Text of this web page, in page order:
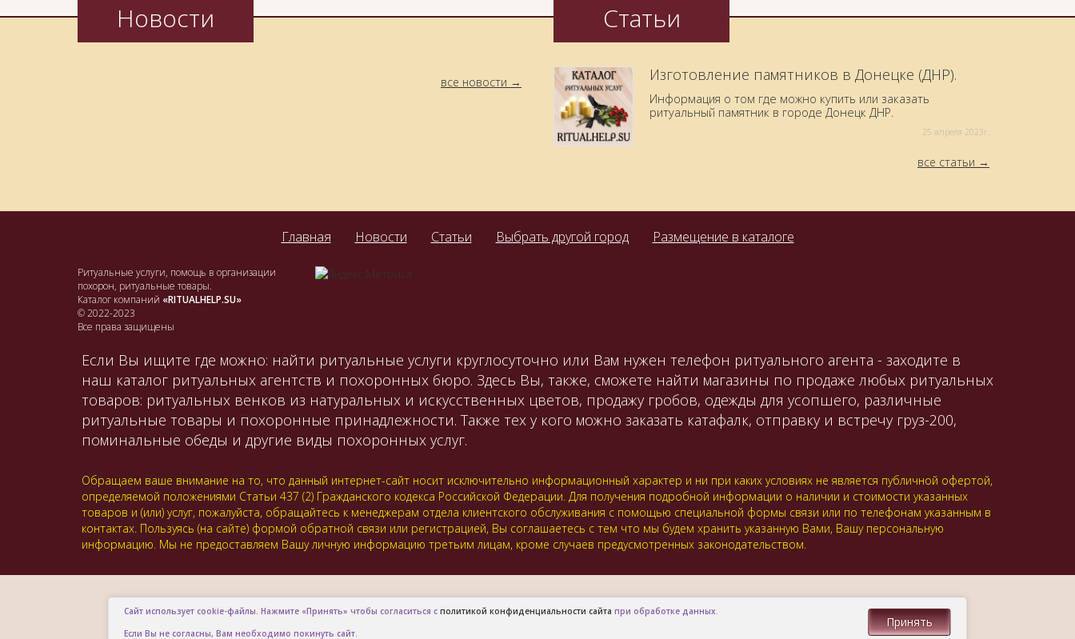
Новости
все новости
Статьи
Изготовление памятников в Донецке (ДНР).
Информация о том где можно купить или заказать
ритуальный памятник в городе Донецк ДНР.
25 aпреля 2023г.
все статьи
Главная Новости Статьи Выбрать другой город Размещение в каталоге
Ритуальные услуги, помощь в организации
похорон, ритуальные товары.
Каталог компаний «RITUALHELP.SU»
© 2022-2023
Все права защищены
Если Вы ищите где можно: найти ритуальные услуги круглосуточно или Вам нужен телефон ритуального агента - заходите в
наш каталог ритуальных агентств и похоронных бюро. Здесь Вы, также, сможете найти магазины по продаже любых ритуальных
товаров: ритуальных венков из натуральных и искусственных цветов, продажу гробов, одежды для усопшего, различные
ритуальные товары и похоронные принадлежности. Также тех у кого можно заказать катафалк, отправку и встречу груз-200,
поминальные обеды и другие виды похоронных услуг.
Обращаем ваше внимание на то, что данный интернет-сайт носит исключительно информационный характер и ни при каких условиях не является публичной офертой,
определяемой положениями Статьи 437 (2) Гражданского кодекса Российской Федерации. Для получения подробной информации о наличии и стоимости указанных
товаров и (или) услуг, пожалуйста, обращайтесь к менеджерам отдела клиентского обслуживания с помощью специальной формы связи или по телефонам указанным в
контактах. Пользуясь (на сайте) формой обратной связи или регистрацией, Вы соглашаетесь с тем что мы будем хранить указанную Вами, Вашу персональную
информацию. Мы не предоставляем Вашу личную информацию третьим лицам, кроме случаев предусмотренных законодательством.
Сайт использует cookie-файлы. Нажмите «Принять» чтобы согласиться сполитикой конфиденциальности сайта при обработке данных.
Если Вы не согласны, Вам необходимо покинуть сайт.
Принять